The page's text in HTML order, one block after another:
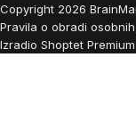
Copyright 2026
Pravila o obradi
Izradio Shoptet Premium